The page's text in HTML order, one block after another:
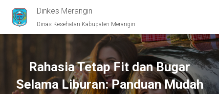
Dinkes Merangin
Dinas Kesehatan Kabupaten Merangin
Rahasia Tetap Fit dan Bugar
Selama Liburan: Panduan Mudah